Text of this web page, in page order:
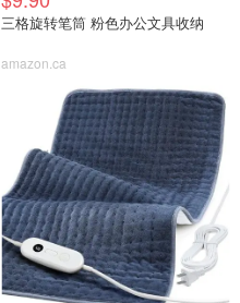
三格旋转笔筒 粉色办公文具收纳
amazon.ca